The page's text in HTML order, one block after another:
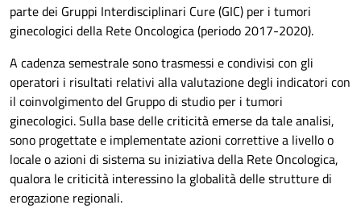
parte dei Gruppi Interdisciplinari Cure (GIC) per i tumori
ginecologici della Rete Oncologica (periodo 2017-2020).
A cadenza semestrale sono trasmessi e condivisi con gli
operatori i risultati relativi alla valutazione degli indicatori con
il coinvolgimento del Gruppo di studio per i tumori
ginecologici. Sulla base delle criticità emerse da tale analisi,
sono progettate e implementate azioni correttive a livello o
locale o azioni di sistema su iniziativa della Rete Oncologica,
qualora le criticità interessino la globalità delle strutture di
erogazione regionali.